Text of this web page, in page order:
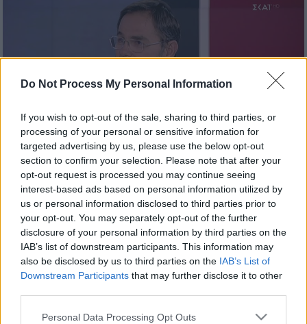
Do Not Process My Personal Information
If you wish to opt-out of the sale, sharing to third parties, or
processing of your personal or sensitive information for
targeted advertising by us, please use the below opt-out
section to confirm your selection. Please note that after your
opt-out request is processed you may continue seeing
interest-based ads based on personal information utilized by
us or personal information disclosed to third parties prior to
your opt-out. You may separately opt-out of the further
disclosure of your personal information by third parties on the
IAB’s list of downstream participants. This information may
also be disclosed by us to third parties on the IAB’s List of
Downstream Participants that may further disclose it to other
Please note that this website/app uses one or more Google
Personal Data Processing Opt Outs
Ο αντιπρόεδρος της ΠΟΑΣΥ, Σταύρος Μπαλάσκας
Προσθέστε το ΕΘΝΟΣ στη Google
Νέα επίθεση στην προηγούμενη κυβέρνηση
τουΣΥΡΙΖΑασκεί ο αντιπρόεδρος της
ΠΟΑΣΥ,Σταύρος Μπαλάσκας. Μιλώντας
στον ΣΚΑΪ ο συνδικαλιστής αστυνομικός
επιρρίπτει ευθύνες σε στελέχη του ΣΥΡΙΖΑ
ότι δεν στήριξαν τους ένστολους.